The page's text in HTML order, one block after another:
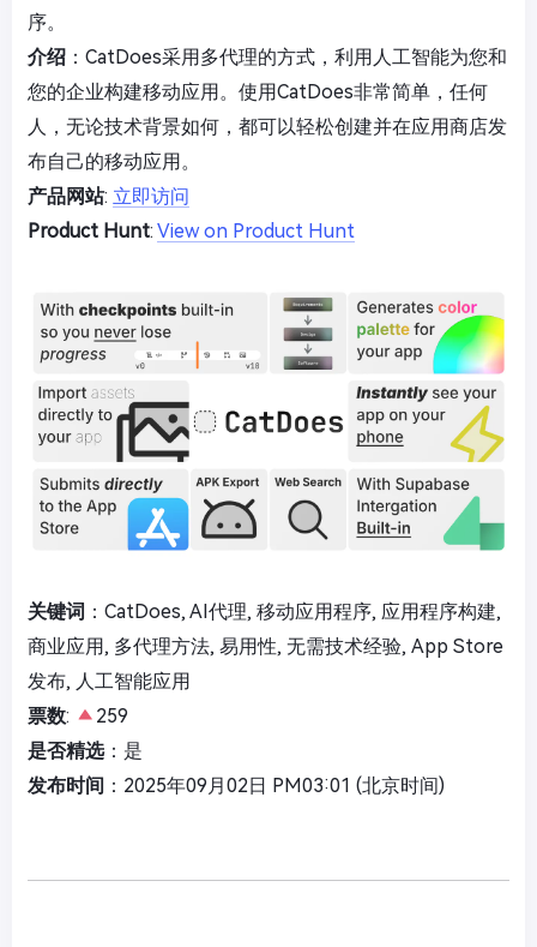
序。
介绍 ：CatDoes采用多代理的方式，利用人工智能为您和
您的企业构建移动应用。使用CatDoes非常简单，任何
人，无论技术背景如何，都可以轻松创建并在应用商店发
布自己的移动应用。
产品网站: 立即访问
Product Hunt: View on Product Hunt
关键词 ：CatDoes, AI代理, 移动应用程序, 应用程序构建,
商业应用, 多代理方法, 易用性, 无需技术经验, App Store
发布, 人工智能应用
票数:
259
是否精选：是
发布时间 ：2025年09月02日 PM03:01 (北京时间)